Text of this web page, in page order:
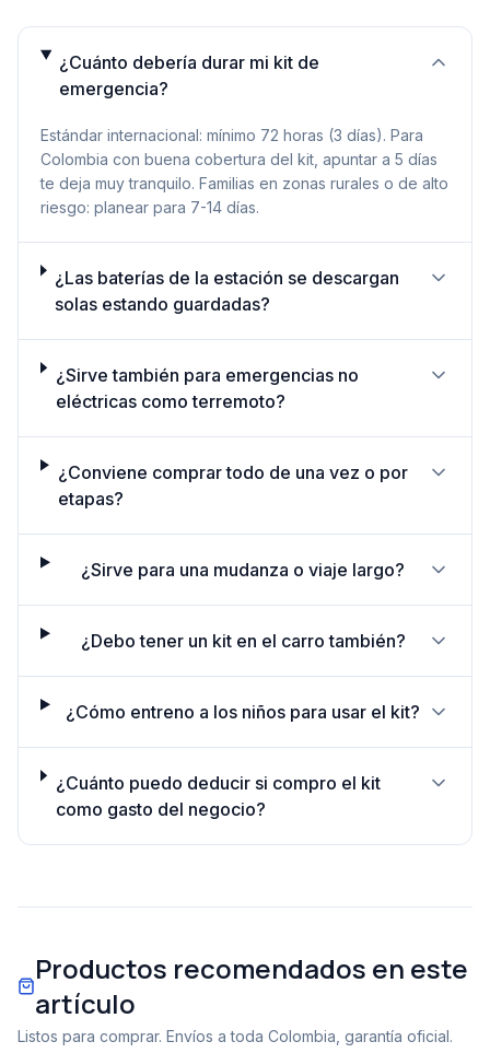
¿Cuánto debería durar mi kit de
emergencia?
Estándar internacional: mínimo 72 horas (3 días). Para
Colombia con buena cobertura del kit, apuntar a 5 días
te deja muy tranquilo. Familias en zonas rurales o de alto
riesgo: planear para 7-14 días.
¿Las baterías de la estación se descargan
solas estando guardadas?
¿Sirve también para emergencias no
eléctricas como terremoto?
¿Conviene comprar todo de una vez o por
etapas?
¿Sirve para una mudanza o viaje largo?
¿Debo tener un kit en el carro también?
¿Cómo entreno a los niños para usar el kit?
¿Cuánto puedo deducir si compro el kit
como gasto del negocio?
Productos recomendados en este
artículo
Listos para comprar. Envíos a toda Colombia, garantía oficial.